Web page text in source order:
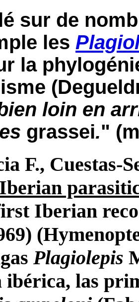
sur de
les
la
loin en
grassei."
F., Cuestas-
Iberian
Plagiolepis
ibérica, las